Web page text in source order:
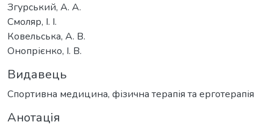
Згурський, А. А.
Смоляр, І. І.
Ковельська, А. В.
Онопрієнко, І. В.
Видавець
Спортивна медицина, фізична терапія та ерготерапія
Анотація